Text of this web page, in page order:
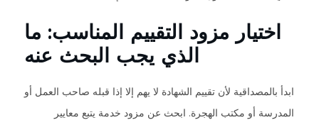
اختيار مزود التقييم المناسب: ما
الذي يجب البحث عنه
ابدأ بالمصداقية لأن تقييم الشهادة لا يهم إلا إذا قبله صاحب العمل أو
المدرسة أو مكتب الهجرة. ابحث عن مزود خدمة يتبع معايير